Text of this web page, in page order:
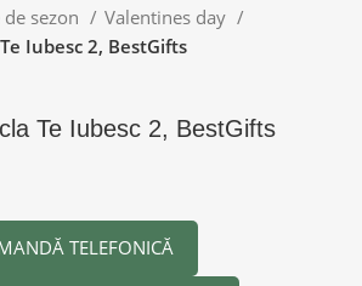
sezon
Valentines day
Iubesc 2, BestGifts
Te Iubesc 2, BestGifts
TELEFONICĂ